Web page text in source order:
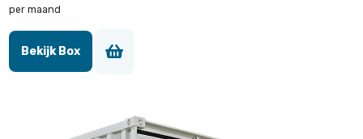
per maand
Bekijk Box